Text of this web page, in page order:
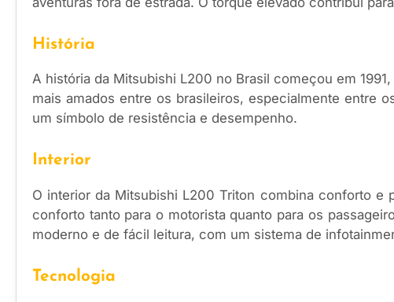
História
A história da Mitsubishi L200 no Brasil começou em
mais amados entre os brasileiros, especialmente entre
um símbolo de resistência e desempenho.
Interior
O interior da Mitsubishi L200 Triton combina conforto e
conforto tanto para o motorista quanto para os
moderno e de fácil leitura, com um sistema de
Tecnologia